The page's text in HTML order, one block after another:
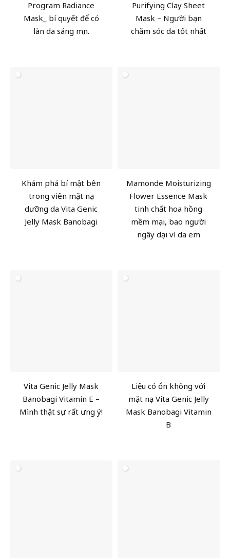
Program Radiance
Mask_ bí quyết để có
làn da sáng mịn.
Purifying Clay Sheet
Mask – Người bạn
chăm sóc da tốt nhất
Khám phá bí mật bên
trong viên mặt nạ
dưỡng da Vita Genic
Jelly Mask Banobagi
Mamonde Moisturizing
Flower Essence Mask
tinh chất hoa hồng
mềm mại, bao người
ngây dại vì da em
Vita Genic Jelly Mask
Banobagi Vitamin E –
Mình thật sự rất ưng ý!
Liệu có ổn không với
mặt nạ Vita Genic Jelly
Mask Banobagi Vitamin
B